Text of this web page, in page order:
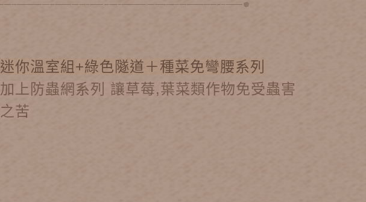
迷你溫室組+綠色隧道＋種菜免彎腰系列
加上防蟲網系列 讓草莓,葉菜類作物免受蟲害
之苦